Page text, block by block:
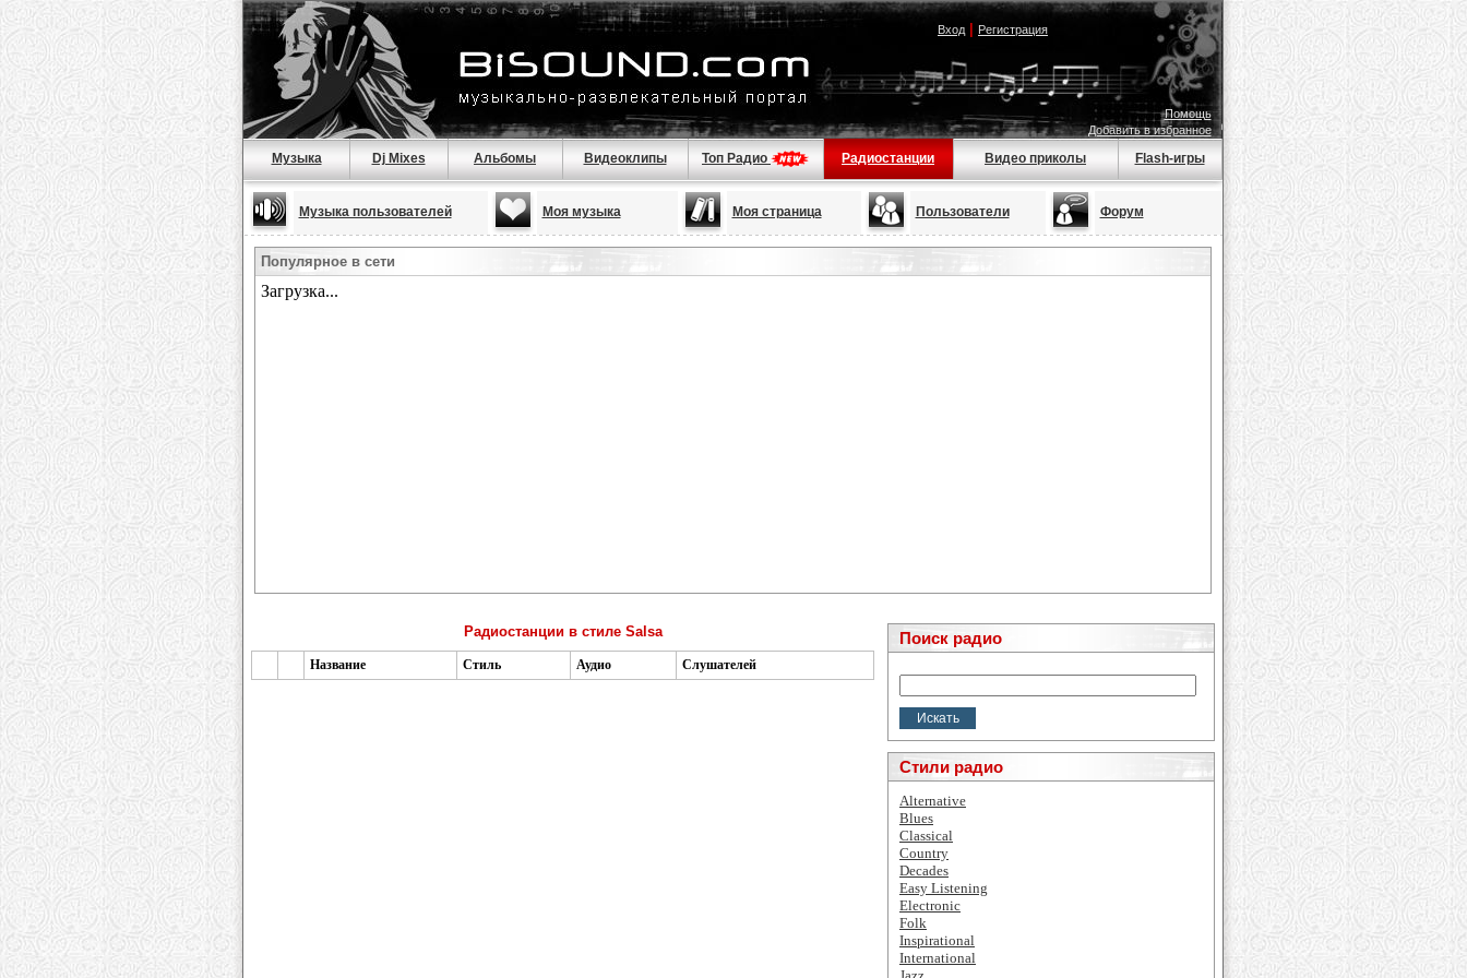
Вход| Регистрация
Помощь
Добавить в избранное
Музыка Dj Mixes Альбомы Видеоклипы Топ Радио Радиостанции Видео приколы Flash-игры
Музыка пользователей Моя музыка Моя страница Пользователи Форум
Популярное в сети
Радиостанции в стиле Salsa
Название Стиль Аудио Слушателей
Поиск радио
Стили радио
Alternative
Blues
Classical
Country
Decades
Easy Listening
Electronic
Folk
Inspirational
International